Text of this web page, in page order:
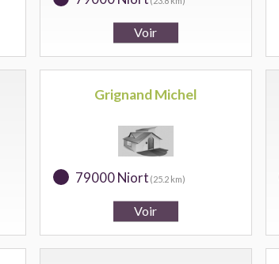
Grignand Michel
79000 Niort (25.2 km)